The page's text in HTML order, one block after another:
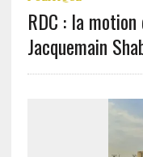
RDC : la
Jacquemain